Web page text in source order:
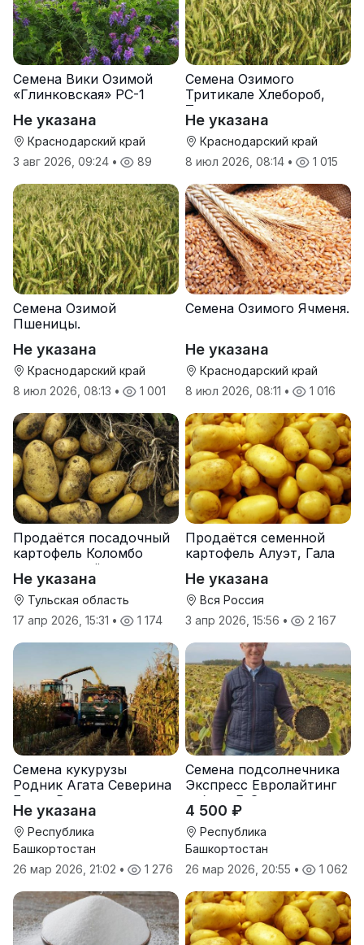
Семена Вики Озимой
«Глинковская» РС-1
Не указана
Краснодарский край
3 авг 2026, 09:24 • 89
Семена Озимого
Тритикале Хлебороб,
Тихон
Не указана
Краснодарский край
8 июл 2026, 08:14 • 1 015
Семена Озимой
Пшеницы.
Не указана
Краснодарский край
8 июл 2026, 08:13 • 1 001
Семена Озимого Ячменя.
Не указана
Краснодарский край
8 июл 2026, 08:11 • 1 016
Продаётся посадочный
картофель Коломбо
оптом от трёх тонн
Не указана
Тульская область
17 апр 2026, 15:31 • 1 174
Продаётся семенной
картофель Алуэт, Гала
Не указана
Вся Россия
3 апр 2026, 15:56 • 2 167
Семена кукурузы
Родник Агата Северина
Берта Вилора
Прохладненский Дарина
Росс Машук Катерина
Не указана
Республика
Башкортостан
26 мар 2026, 21:02 • 1 276
Семена подсолнечника
Экспресс Евролайтинг
гибрид F-G+
4 500 ₽
Республика
Башкортостан
26 мар 2026, 20:55 • 1 062